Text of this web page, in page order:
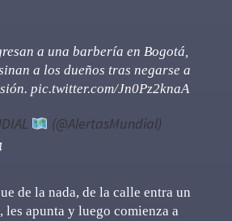
a una barbería en Bogotá,
a los dueños tras negarse a
pic.twitter.com/Jn0Pz2knaA
(@AlertasMundial)
de la nada, de la calle entra un
les apunta y luego comienza a